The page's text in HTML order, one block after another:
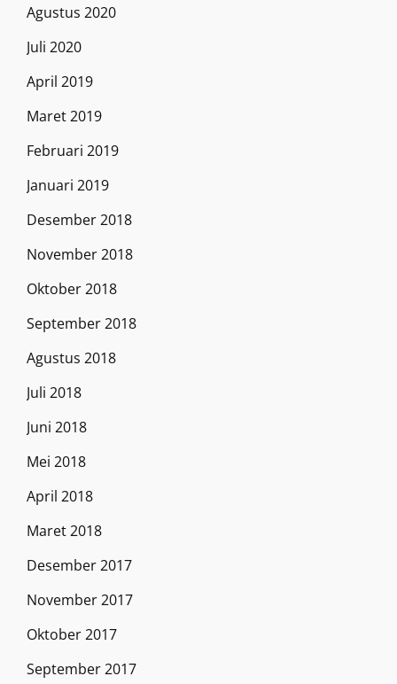
Agustus 2020
Juli 2020
April 2019
Maret 2019
Februari 2019
Januari 2019
Desember 2018
November 2018
Oktober 2018
September 2018
Agustus 2018
Juli 2018
Juni 2018
Mei 2018
April 2018
Maret 2018
Desember 2017
November 2017
Oktober 2017
September 2017